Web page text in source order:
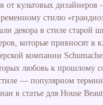
от культовых
стилю
декора в стиле старой
которые привносят в
компании
любовь к прошлому
— популярном
в статье для House